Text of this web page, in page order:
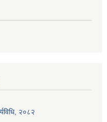
२०८२